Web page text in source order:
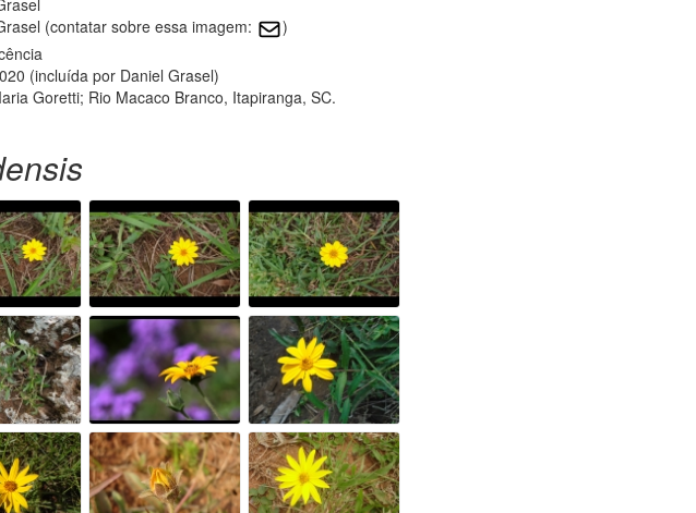
(contatar sobre essa imagem:
)
(incluída por Daniel Grasel)
Goretti; Rio Macaco Branco, Itapiranga, SC.